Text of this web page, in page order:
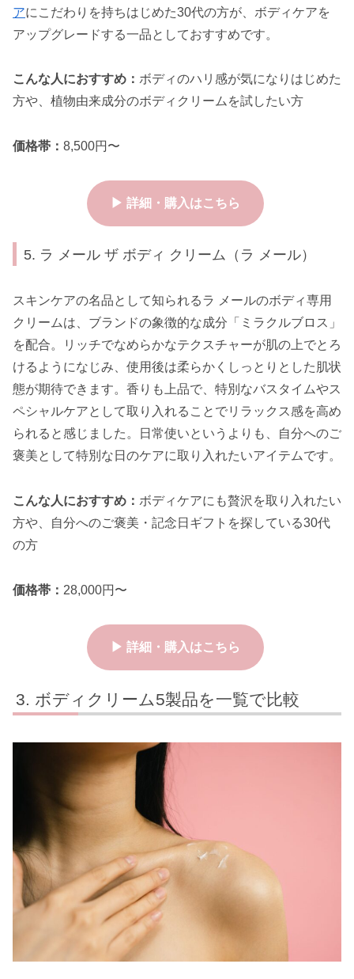
アにこだわりを持ちはじめた30代の方が、ボディケアを
アップグレードする一品としておすすめです。
こんな人におすすめ： ボディのハリ感が気になりはじめた
方や、植物由来成分のボディクリームを試したい方
価格帯： 8,500円〜
▶ 詳細・購入はこちら
5. ラ メール ザ ボディ クリーム（ラ メール）
スキンケアの名品として知られるラ メールのボディ専用
クリームは、ブランドの象徴的な成分「ミラクルブロス」
を配合。リッチでなめらかなテクスチャーが肌の上でとろ
けるようになじみ、使用後は柔らかくしっとりとした肌状
態が期待できます。香りも上品で、特別なバスタイムやス
ペシャルケアとして取り入れることでリラックス感を高め
られると感じました。日常使いというよりも、自分へのご
褒美として特別な日のケアに取り入れたいアイテムです。
こんな人におすすめ： ボディケアにも贅沢を取り入れたい
方や、自分へのご褒美・記念日ギフトを探している30代
の方
価格帯： 28,000円〜
▶ 詳細・購入はこちら
ボディクリーム5製品を一覧で比較